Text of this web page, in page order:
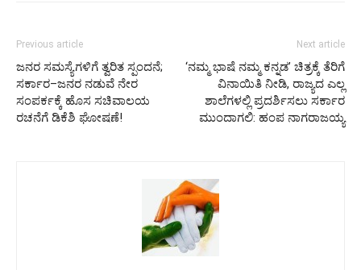
Previous article
ಜನರ ಸಮಸ್ಯೆಗಳಿಗೆ ತ್ವರಿತ ಸ್ಪಂದನೆ;
ಸರ್ಕಾರ–ಜನರ ನಡುವೆ ನೇರ
ಸಂಪರ್ಕಕ್ಕೆ ಹೊಸ ಸಚಿವಾಲಯ
ರಚನೆಗೆ ಡಿಕೆಶಿ ಘೋಷಣೆ!
Next article
‘ನಮ್ಮ ಭಾಷೆ ನಮ್ಮ ಕನ್ನಡ’ ಚಿತ್ರಕ್ಕೆ ತೆರಿಗೆ
ವಿನಾಯಿತಿ ನೀಡಿ, ರಾಜ್ಯದ ಎಲ್ಲ
ಶಾಲೆಗಳಲ್ಲಿ ಪ್ರದರ್ಶಿಸಲು ಸರ್ಕಾರ
ಮುಂದಾಗಲಿ: ಹಂಪ ನಾಗರಾಜಯ್ಯ